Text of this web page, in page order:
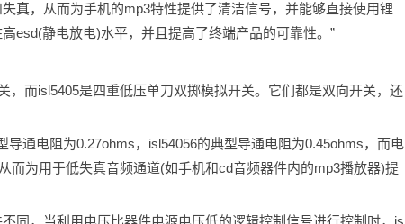
真，从而为手机的mp3特性提供了清洁信号，并能够直接使用锂
esd(静电放电)水平，并且提高了终端产品的可靠性。”
，而isl5405是四重低压单刀双掷模拟开关。它们都是双向开关，还
导通电阻为0.27ohms，isl54056的典型导通电阻为0.45ohms，而电
而为用于低失真音频通道(如手机和cd音频器件内的mp3播放器)提
同，当利用电压比器件电源电压低的逻辑控制信号进行控制时，is